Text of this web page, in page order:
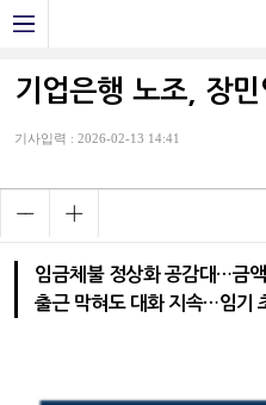
기업은행 노조, 장
기사입력 : 2026-02-13 14:41
임금체불 정상화 공감대…금
출근 막혀도 대화 지속…임기